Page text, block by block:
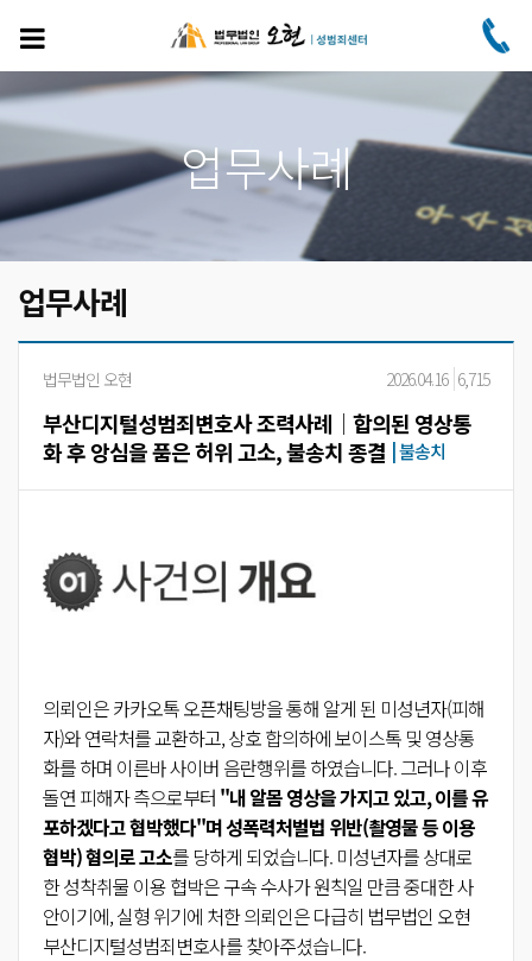
주
요
콘
텐
츠
건
뛰
업무사례
업무사례
법무법인 오현 2026.04.16 6,715
부산디지털성범죄변호사 조력사례│합의된 영상통
화 후 앙심을 품은 허위 고소, 불송치 종결 불송치
의뢰인은 카카오톡 오픈채팅방을 통해 알게 된 미성년자(피해
자)와 연락처를 교환하고, 상호 합의하에 보이스톡 및 영상통
화를 하며 이른바 사이버 음란행위를 하였습니다. 그러나 이후
돌연 피해자 측으로부터 "내 알몸 영상을 가지고 있고, 이를 유
포하겠다고 협박했다"며 성폭력처벌법 위반(촬영물 등 이용
협박) 혐의로 고소를 당하게 되었습니다. 미성년자를 상대로
한 성착취물 이용 협박은 구속 수사가 원칙일 만큼 중대한 사
안이기에, 실형 위기에 처한 의뢰인은 다급히 법무법인 오현
부산디지털성범죄변호사를 찾아주셨습니다.